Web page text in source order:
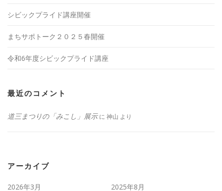
シビックプライド講座開催
まちサポトーク２０２５春開催
令和6年度シビックプライド講座
最近のコメント
道三まつりの「みこし」展示に 神山 より
アーカイブ
2026年3月
2025年8月